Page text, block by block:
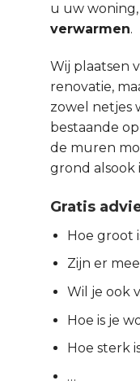
u uw
verwarmen.
Wij plaatsen
renovatie,
zowel netjes
bestaande
de muren
grond alsook
Gratis
Hoe groot
Zijn er
Wil je ook
Hoe is je
Hoe sterk
…